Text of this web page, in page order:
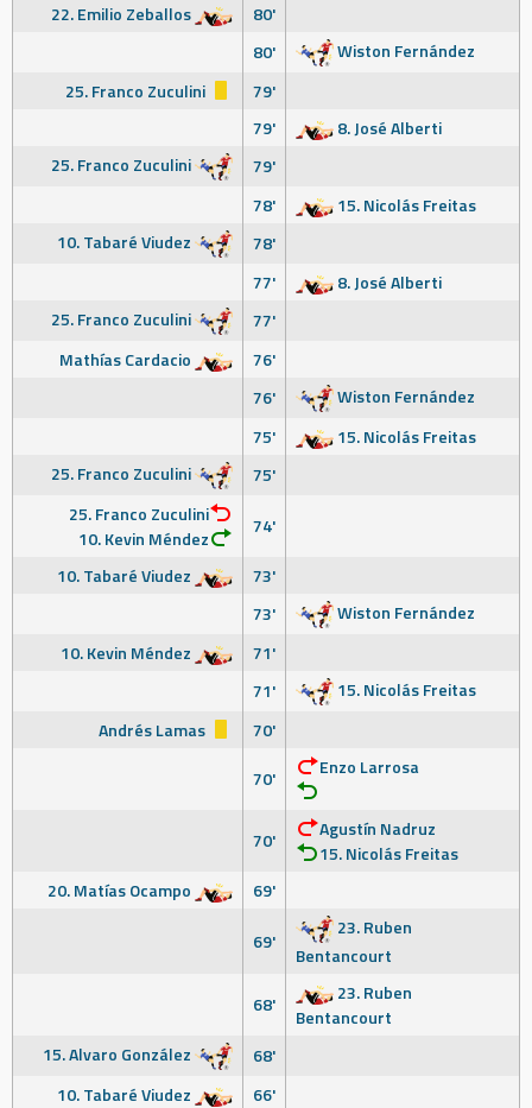
22. Emilio Zeballos
80'
80'
Wiston Fernández
25. Franco Zuculini
79'
79'
8. José Alberti
25. Franco Zuculini
79'
78'
15. Nicolás Freitas
10. Tabaré Viudez
78'
77'
8. José Alberti
25. Franco Zuculini
77'
Mathías Cardacio
76'
76'
Wiston Fernández
75'
15. Nicolás Freitas
25. Franco Zuculini
75'
25. Franco Zuculini
10. Kevin Méndez
74'
10. Tabaré Viudez
73'
73'
Wiston Fernández
10. Kevin Méndez
71'
71'
15. Nicolás Freitas
Andrés Lamas
70'
70'
Enzo Larrosa
70'
Agustín Nadruz
15. Nicolás Freitas
20. Matías Ocampo
69'
69'
23. Ruben
Bentancourt
68'
23. Ruben
Bentancourt
15. Alvaro González
68'
10. Tabaré Viudez
66'